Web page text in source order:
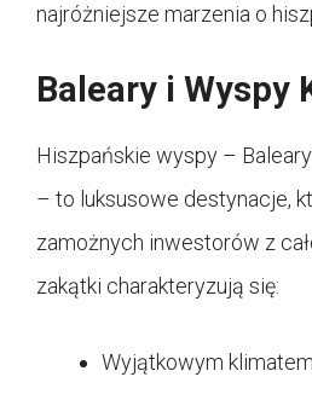
najróżniejsze marzenia o
Baleary i Wyspy
Hiszpańskie wyspy –
– to luksusowe destynacje,
zamożnych inwestorów z
zakątki charakteryzują się:
Wyjątkowym